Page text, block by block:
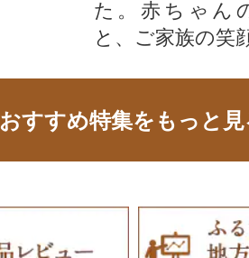
た。赤ちゃん
と、ご家族の笑
おすすめ特集をもっと